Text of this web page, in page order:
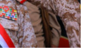
حشود
وعدد من